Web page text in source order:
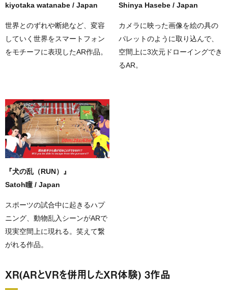
kiyotaka watanabe / Japan
世界とのずれや断絶など、変容
していく世界をスマートフォン
をモチーフに表現したAR作品。
Shinya Hasebe / Japan
カメラに映った画像を絵の具の
パレットのように取り込んで、
空間上に3次元ドローイングでき
るAR。
『犬の乱（RUN）』
Satoh瞳 / Japan
スポーツの試合中に起きるハプ
ニング、動物乱入シーンがARで
現実空間上に現れる。笑えて繋
がれる作品。
XR(ARとVRを併用したXR体験) 3作品